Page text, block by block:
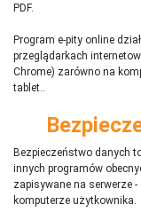
PDF.
Program e-pity online
przeglądarkach
Chrome) zarówno na
tablet..
Bezpieczeństwo danych
innych programów
zapisywane na serwerze
komputerze użytkownika.